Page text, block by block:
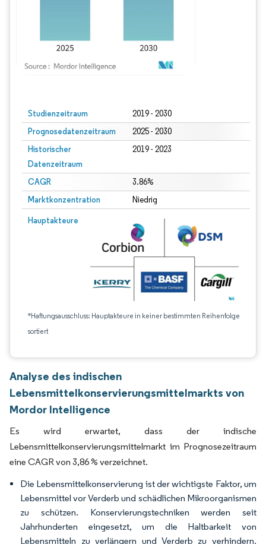
Studienzeitraum 2019 - 2030
Prognosedatenzeitraum 2025 - 2030
Historischer
Datenzeitraum
2019 - 2023
CAGR 3.86%
Marktkonzentration Niedrig
Hauptakteure
*Haftungsausschluss: Hauptakteure in keiner bestimmten Reihenfolge
sortiert
Analyse des indischen
Lebensmittelkonservierungsmittelmarkts von
Mordor Intelligence
Es wird erwartet, dass der indische
Lebensmittelkonservierungsmittelmarkt im Prognosezeitraum
eine CAGR von 3,86 % verzeichnet.
Die Lebensmittelkonservierung ist der wichtigste Faktor, um
Lebensmittel vor Verderb und schädlichen Mikroorganismen
zu schützen. Konservierungstechniken werden seit
Jahrhunderten eingesetzt, um die Haltbarkeit von
Lebensmitteln zu verlängern und Verderb zu verhindern.